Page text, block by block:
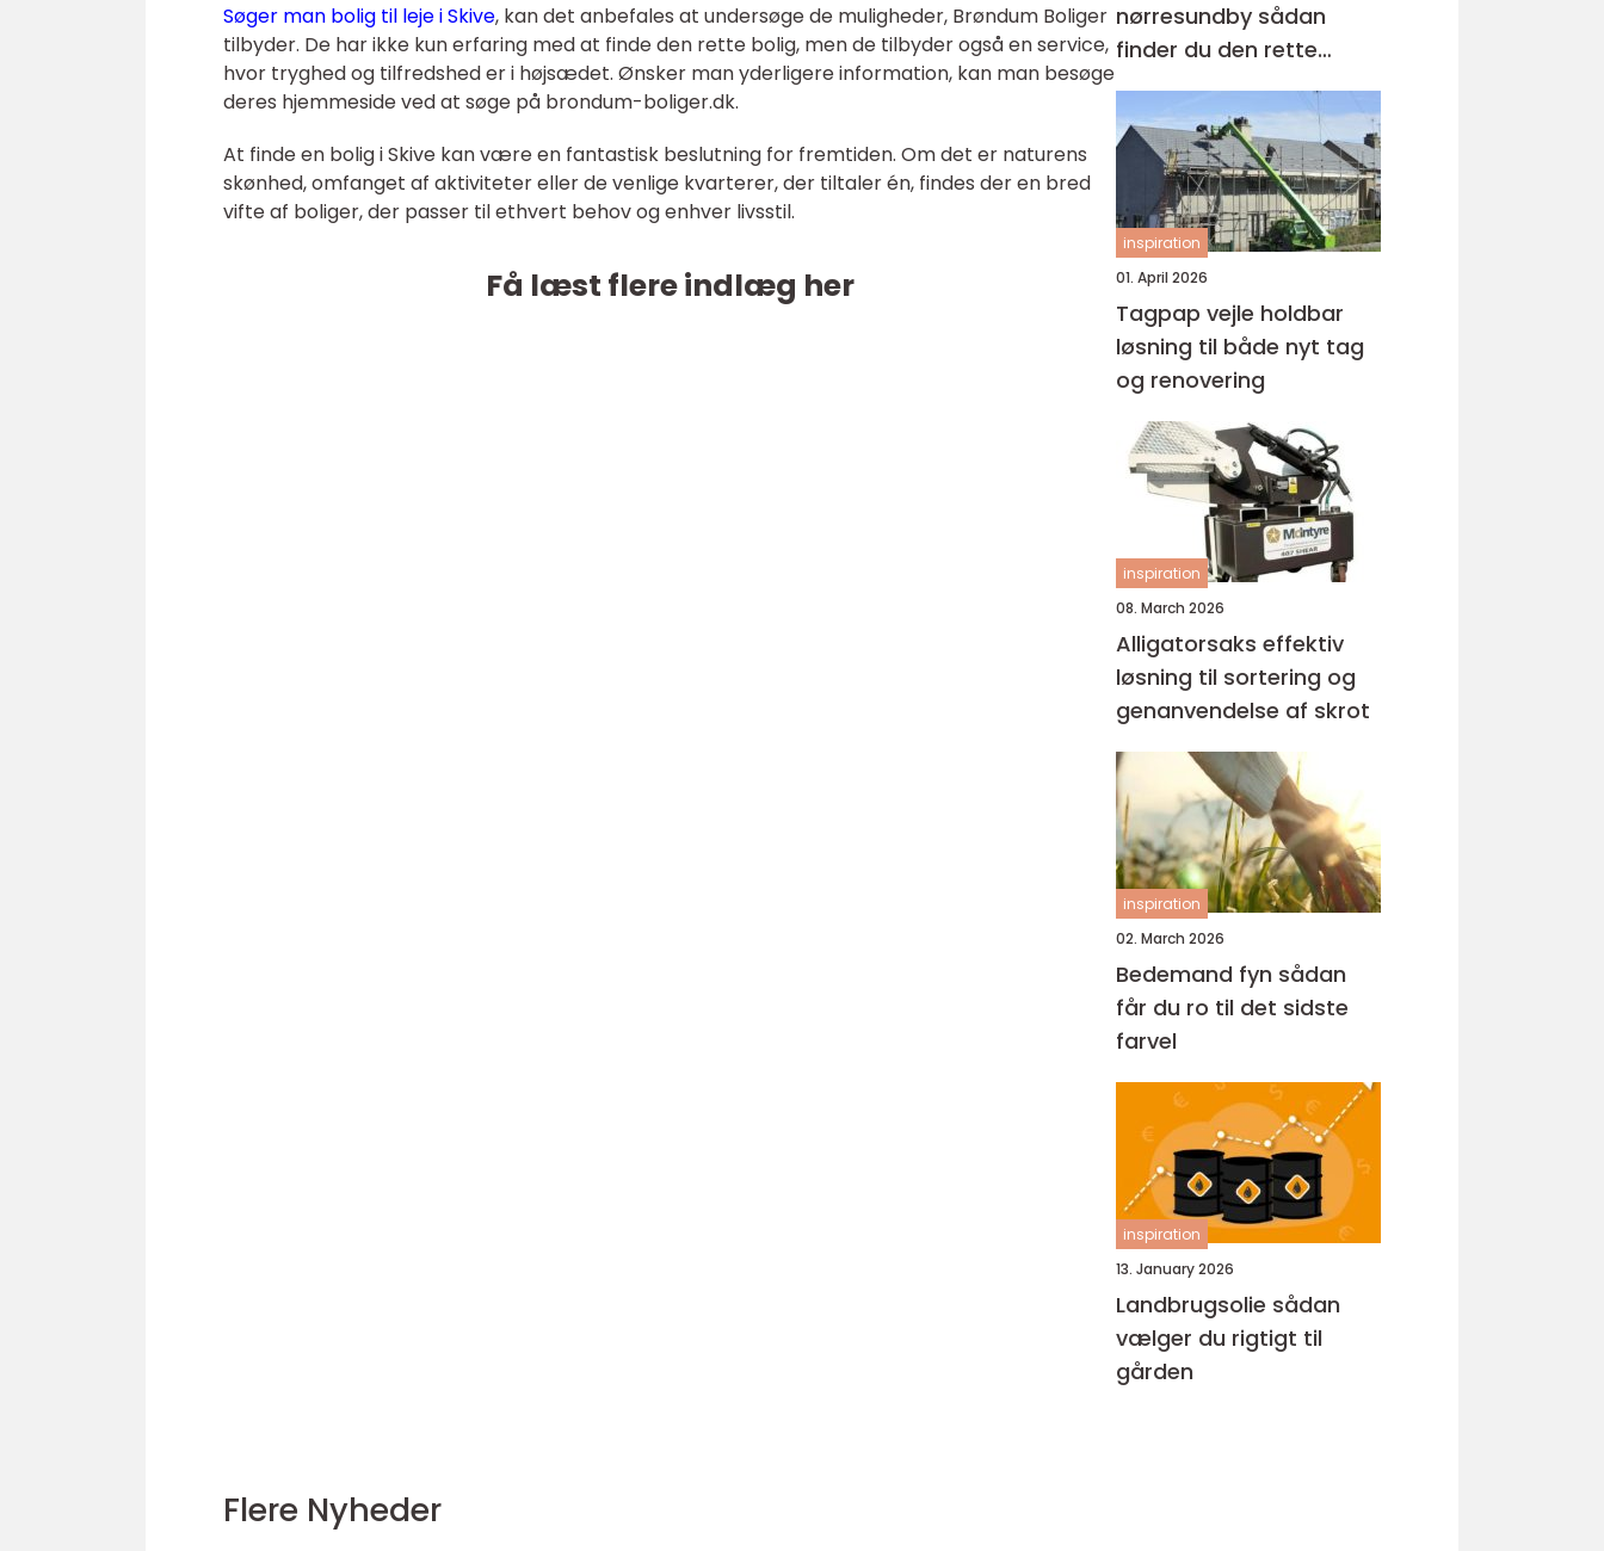
Søger man bolig til leje i Skive, kan det anbefales at undersøge de muligheder, Brøndum Boliger
tilbyder. De har ikke kun erfaring med at finde den rette bolig, men de tilbyder også en service,
hvor tryghed og tilfredshed er i højsædet. Ønsker man yderligere information, kan man besøge
deres hjemmeside ved at søge på brondum-boliger.dk.
At finde en bolig i Skive kan være en fantastisk beslutning for fremtiden. Om det er naturens
skønhed, omfanget af aktiviteter eller de venlige kvarterer, der tiltaler én, findes der en bred
vifte af boliger, der passer til ethvert behov og enhver livsstil.
Få læst flere indlæg her
nørresundby sådan
finder du den rette
lejebolig
inspiration
01. April 2026
Tagpap vejle holdbar
løsning til både nyt tag
og renovering
inspiration
08. March 2026
Alligatorsaks effektiv
løsning til sortering og
genanvendelse af skrot
inspiration
02. March 2026
Bedemand fyn sådan
får du ro til det sidste
farvel
inspiration
13. January 2026
Landbrugsolie sådan
vælger du rigtigt til
gården
Flere Nyheder